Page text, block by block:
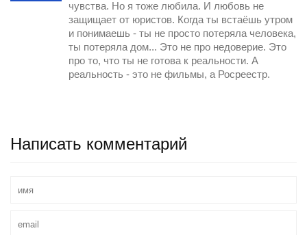
чувства. Но я тоже любила. И любовь не
защищает от юристов. Когда ты встаёшь утром
и понимаешь - ты не просто потеряла человека,
ты потеряла дом... Это не про недоверие. Это
про то, что ты не готова к реальности. А
реальность - это не фильмы, а Росреестр.
Написать комментарий